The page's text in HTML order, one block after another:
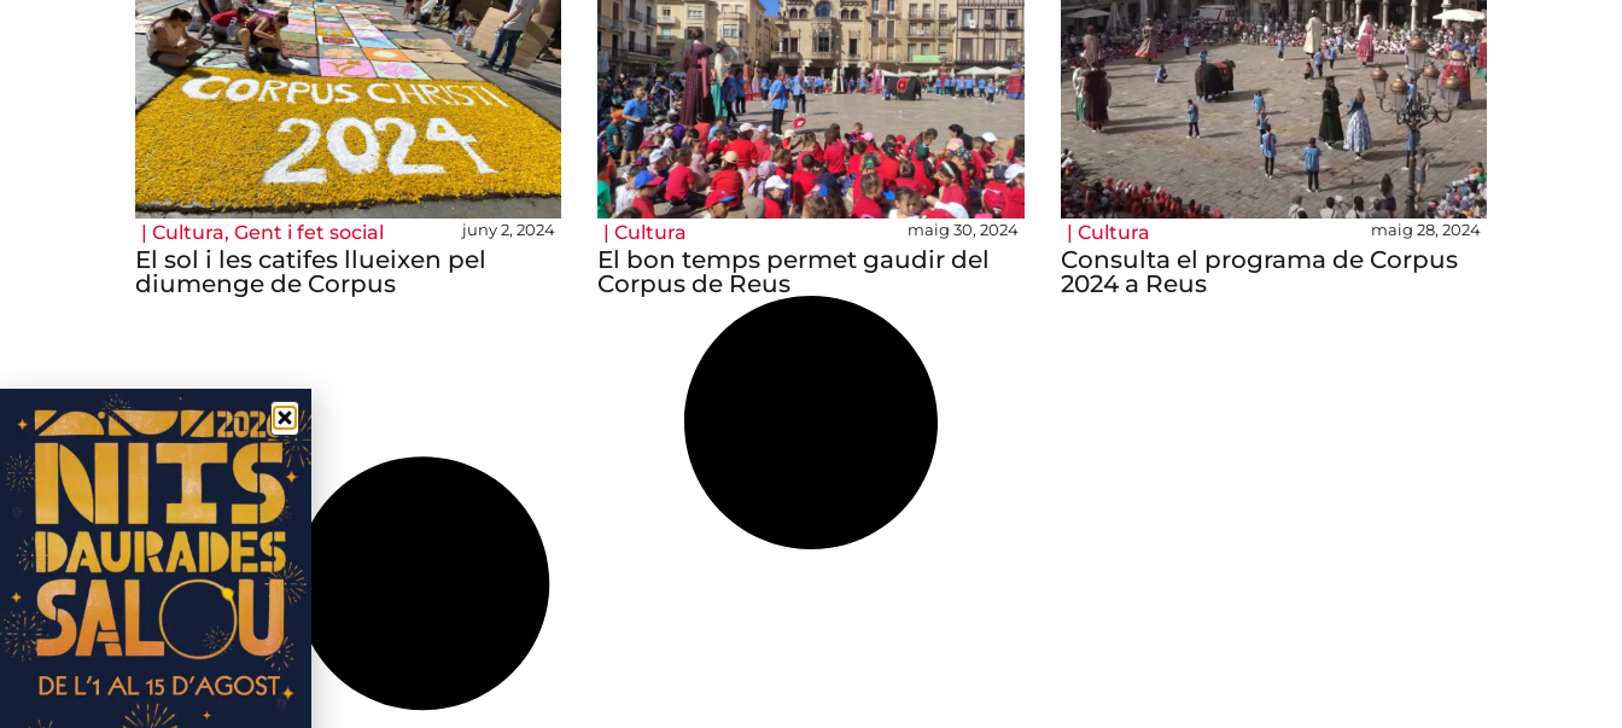
| Cultura, Gent i fet social juny 2, 2024
El sol i les catifes llueixen pel
diumenge de Corpus
| Cultura maig 30, 2024
El bon temps permet gaudir del
Corpus de Reus
| Cultura maig 28, 2024
Consulta el programa de Corpus
2024 a Reus